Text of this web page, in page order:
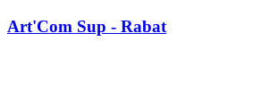
Art'Com Sup - Rabat